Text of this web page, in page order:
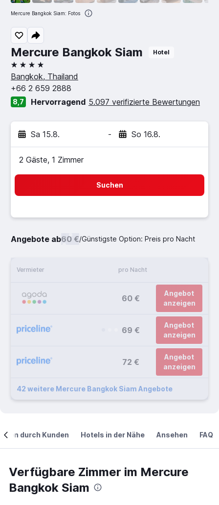
Mercure Bangkok Siam Hotel
4 Sterne
Bangkok, Thailand
+66 2 659 2888
8,7 Hervorragend 5.097 verifizierte Bewertungen
Sa 15.8. - So 16.8.
2 Gäste, 1 Zimmer
Suchen
Angebote ab60 €/Günstigste Option: Preis pro Nacht
Vermieter pro Nacht
60 €
Angebot
anzeigen
69 €
Angebot
anzeigen
72 €
Angebot
anzeigen
42 weitere Mercure Bangkok Siam Angebote
Mercure Bangkok Siam: Fotos
durch Kunden Hotels in der Nähe Ansehen FAQ
Verfügbare Zimmer im Mercure
Bangkok Siam